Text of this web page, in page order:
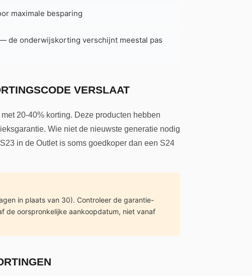
maximale besparing
de onderwijskorting verschijnt meestal pas
VERSLAAT
20-40% korting. Deze producten hebben
Wie niet de nieuwste generatie nodig
in de Outlet is soms goedkoper dan een S24
in plaats van 30). Controleer de garantie-
oorspronkelijke aankoopdatum, niet vanaf